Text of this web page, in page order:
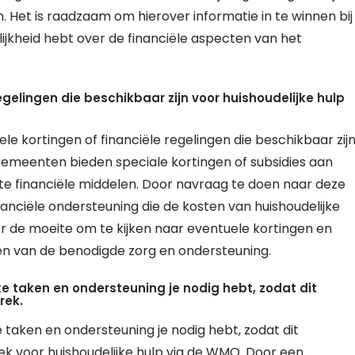
Het is raadzaam om hierover informatie in te winnen bij
hebt over de financiële aspecten van het
die beschikbaar zijn voor huishoudelijke hulp
kortingen of financiële regelingen die beschikbaar zijn
bieden speciale kortingen of subsidies aan
financiële middelen. Door navraag te doen naar deze
ondersteuning die de kosten van huishoudelijke
de moeite om te kijken naar eventuele kortingen en
van de benodigde zorg en ondersteuning.
taken en ondersteuning je nodig hebt, zodat dit
en ondersteuning je nodig hebt, zodat dit